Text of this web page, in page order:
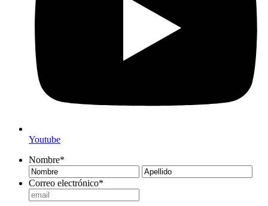
Youtube
Nombre*
Nombre
Correo electrónico*